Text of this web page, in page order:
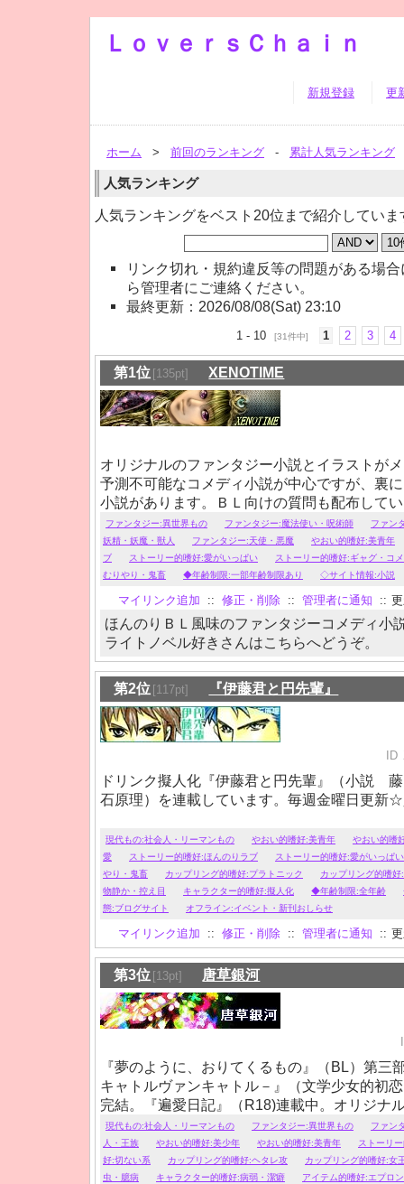
ＬｏｖｅｒｓＣｈａｉｎ
新規登録 更
ホーム > 前回のランキング - 累計人気ランキング
人気ランキング
人気ランキングをベスト20位まで紹介していま
リンク切れ・規約違反等の問題がある場合
ら管理者にご連絡ください。
最終更新：2026/08/08(Sat) 23:10
1 - 10 [31件中] 1 2 3 4
第1位 [135pt] XENOTIME
オリジナルのファンタジー小説とイラストが
予測不可能なコメディ小説が中心ですが、裏
小説があります。ＢＬ向けの質問も配布して
を追加しました。
ファンタジー:異世界もの ファンタジー:魔法使い・呪術師
ファン
妖精・妖魔・獣人
ファンタジー:天使・悪魔
やおい的嗜好:美青年
ブ
ストーリー的嗜好:愛がいっぱい
ストーリー的嗜好:ギャグ・コ
むりやり・鬼畜
◆年齢制限:一部年齢制限あり ◇サイト情報:小説
マイリンク追加 :: 修正・削除 :: 管理者に通知 ::
ほんのりＢＬ風味のファンタジーコメディ小
ライトノベル好きさんはこちらへどうぞ。
第2位 [117pt] 『伊藤君と円先輩』
ID
ドリンク擬人化『伊藤君と円先輩』（小
石原理）を連載しています。毎週金曜日更
現代もの:社会人・リーマンもの やおい的嗜好:美青年
やおい的嗜
愛
ストーリー的嗜好:ほんのりラブ
ストーリー的嗜好:愛がいっぱい
やり・鬼畜
カップリング的嗜好:プラトニック
カップリング的嗜好
物静か・控え目
キャラクター的嗜好:擬人化 ◆年齢制限:全年齢
態:ブログサイト
オフライン:イベント・新刊おしらせ
マイリンク追加 :: 修正・削除 :: 管理者に通知 ::
第3位 [13pt] 唐草銀河
『夢のように、おりてくるもの』（BL）第三
キャトルヴァンキャトル－』（文学少女的初
完結。『遍愛日記』（R18)連載中。オリジナ
１８メインでＢＬ・男女・ＧＬ（異性・同性
く書いてます。閲覧にはご注意ください。『
（西洋風ＦＴ）では年上騎士×強気な美貌の公
現代もの:社会人・リーマンもの ファンタジー:異世界もの
ファン
人・王族
やおい的嗜好:美少年 やおい的嗜好:美青年
ストーリ
好:切ない系
カップリング的嗜好:ヘタレ攻
カップリング的嗜好:女
虫・臆病
キャラクター的嗜好:病弱・潔癖
アイテム的嗜好:エプロン